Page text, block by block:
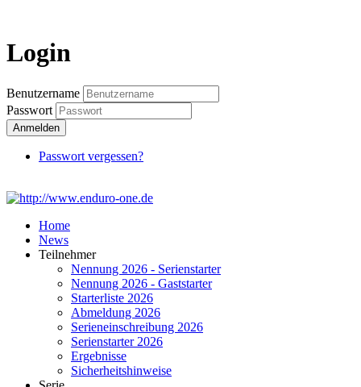
Login
Benutzername
Passwort
Anmelden
Passwort vergessen?
Home
News
Teilnehmer
Nennung 2026 - Serienstarter
Nennung 2026 - Gaststarter
Starterliste 2026
Abmeldung 2026
Serieneinschreibung 2026
Serienstarter 2026
Ergebnisse
Sicherheitshinweise